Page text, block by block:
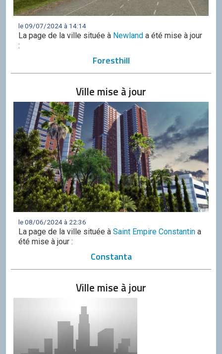
le 09/07/2024 à 14:14
La page de la ville située à Newland a été mise à jour
:
Foresthill
Ville mise à jour
le 08/06/2024 à 22:36
La page de la ville située à Saint Empire Constantin a
été mise à jour :
Constanta
Ville mise à jour